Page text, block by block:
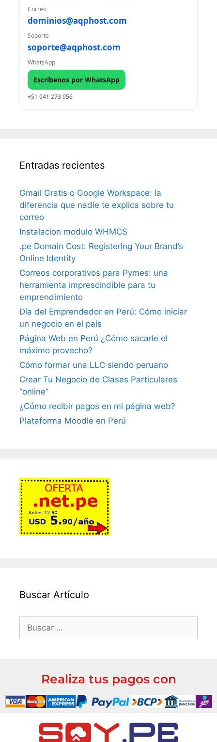
Correo
dominios@aqphost.com
Soporte
soporte@aqphost.com
WhatsApp
Escríbenos por WhatsApp
+51 941 273 956
Entradas recientes
Gmail Gratis o Google Workspace: la
diferencia que nadie te explica sobre tu
correo
Instalacion modulo WHMCS
.pe Domain Cost: Registering Your Brand’s
Online Identity
Correos corporativos para Pymes: una
herramienta imprescindible para tu
emprendimiento
Día del Emprendedor en Perú: Cómo iniciar
un negocio en el país
Página Web en Perú ¿Cómo sacarle el
máximo provecho?
Cómo formar una LLC siendo peruano
Crear Tu Negocio de Clases Particulares
“online”
¿Cómo recibir pagos en mi página web?
Plataforma Moodle en Perú
Buscar Artículo
Realiza tus pagos con